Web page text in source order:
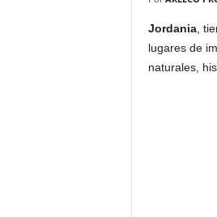
Jordania,
lugares de
naturales,